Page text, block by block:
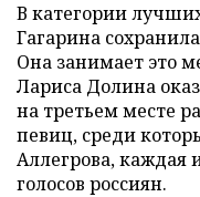
В категории
Гагарина
Она занимает это
Лариса Долина
на третьем месте
певиц, среди
Аллегрова, каждая
голосов россиян.